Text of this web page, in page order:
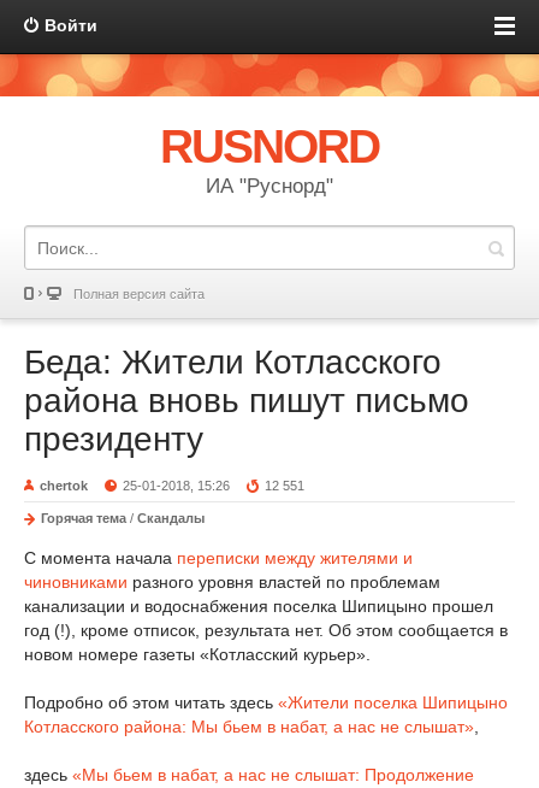
Войти
RUSNORD
ИА "Руснорд"
Полная версия сайта
Беда: Жители Котласского
района вновь пишут письмо
президенту
chertok 25-01-2018, 15:26 12 551
Горячая тема / Скандалы
С момента начала переписки между жителями и
чиновниками разного уровня властей по проблемам
канализации и водоснабжения поселка Шипицыно прошел
год (!), кроме отписок, результата нет. Об этом сообщается в
новом номере газеты «Котласский курьер».
Подробно об этом читать здесь «Жители поселка Шипицыно
Котласского района: Мы бьем в набат, а нас не слышат»
здесь «Мы бьем в набат, а нас не слышат: Продолжение